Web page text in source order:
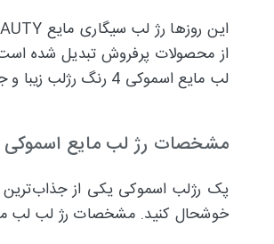
از محصولات پرفروش تبدیل شده
لب مایع اسموکی 4 رنگ رژلب زیبا و جذاب را در یک پک داشته باشید، جلوه مخملی جذابی روی لب‌ها ایجاد نموده و در مهمانی‌ها و مجالس بدرخشید.
مشخصات رژ لب مایع اسموکی
پک رژلب اسموکی یکی از جذاب‌ترین
خوشحال کنید. مشخصات رژ لب لب